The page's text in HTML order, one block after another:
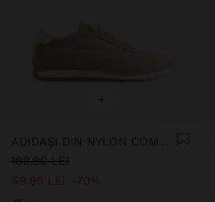
+
199.90 LEI
59.90 LEI
70%